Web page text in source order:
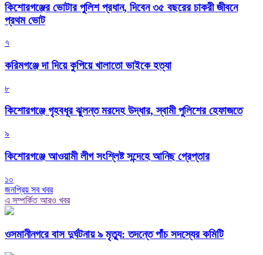
কিশোরগঞ্জের ভোটার পুলিশ প্রধান, দিবেন ৩৫ বছরের চাকরী জীবনে
প্রথম ভোট
৭
করিমগঞ্জে দা দিয়ে কুপিয়ে খালাতো ভাইকে হত্যা
৮
কিশোরগঞ্জে গৃহবধূর ঝুলন্ত মরদেহ উদ্ধার, স্বামী পুলিশের হেফাজতে
৯
কিশোরগঞ্জে আওয়ামী লীগ সংশ্লিষ্ট সন্দেহে আনিছ গ্রেপ্তার
১০
জনপ্রিয় সব খবর
এ সম্পর্কিত আরও খবর
ওসমানীনগরে বাস দুর্ঘটনায় ৯ মৃত্যু: তদন্তে পাঁচ সদস্যের কমিটি